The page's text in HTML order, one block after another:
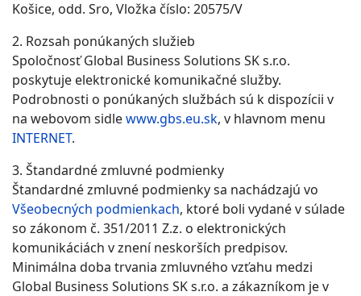
Košice, odd. Sro, Vložka číslo: 20575/V
2. Rozsah ponúkaných služieb
Spoločnosť Global Business Solutions SK s.r.o.
poskytuje elektronické komunikačné služby.
Podrobnosti o ponúkaných službách sú k dispozícii v
na webovom sidlewww.gbs.eu.sk, v hlavnom menu
INTERNET.
3. Štandardné zmluvné podmienky
Štandardné zmluvné podmienky sa nachádzajú vo
Všeobecných podmienkach, ktoré boli vydané v súlade
so zákonom č. 351/2011 Z.z. o elektronických
komunikáciách v znení neskorších predpisov.
Minimálna doba trvania zmluvného vzťahu medzi
Global Business Solutions SK s.r.o. a zákazníkom je v